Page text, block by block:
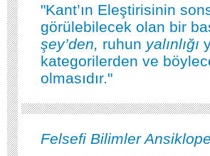
"Kant’ın Eleştirisinin
görülebilecek olan bir
şey’den, ruhun yalınlığı
kategorilerden ve
olmasıdır."
Felsefi Bilimler